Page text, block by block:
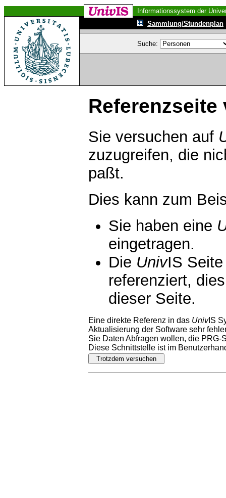
Informationssystem der
Sammlung/Stundenplan
Suche:
Referenzseite
Sie versuchen auf
zuzugreifen, die
paßt.
Dies kann zum
Sie haben eine
eingetragen.
Die UnivIS
referenziert,
dieser Seite.
Eine direkte Referenz in das UnivIS
Aktualisierung der Software sehr
Sie Daten Abfragen wollen, die PRG-
Diese Schnittstelle ist im